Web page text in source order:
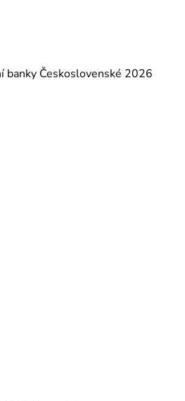
banky Československé 2026